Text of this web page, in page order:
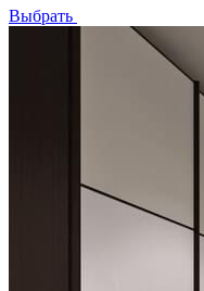
Выбрать